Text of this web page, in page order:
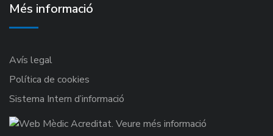
Més informació
Avís legal
Política de cookies
Sistema Intern d’informació